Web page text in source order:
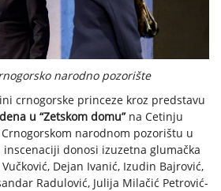
narodno pozorište
crnogorske princeze kroz predstavu
u “Zetskom domu”na Cetinju
narodnom pozorištu u
inscenaciji donosi izuzetna glumačka
Dejan Ivanić, Izudin Bajrović,
Radulović, Julija Milačić Petrović-